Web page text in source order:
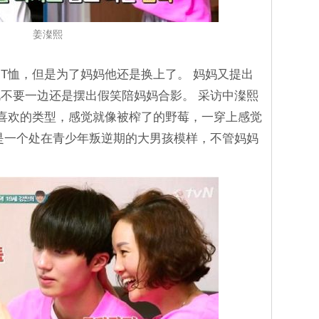
姜澯熙
恤，但是为了妈妈他还是换上了。 妈妈又提出
要一边还是摆出假笑陪妈妈合影。 采访中澯熙
欢的类型，感觉就像被榨了的野莓，一穿上感觉
个处在青少年叛逆期的大男孩模样，不管妈妈